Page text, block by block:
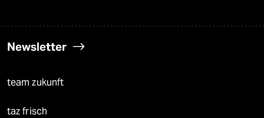
Newsletter
team zukunft
taz frisch